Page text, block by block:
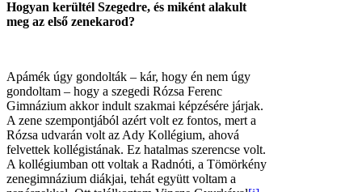
Hogyan kerültél Szegedre, és miként alakult
meg az első zenekarod?
Apámék úgy gondolták – kár, hogy én nem úgy
gondoltam – hogy a szegedi Rózsa Ferenc
Gimnázium akkor indult szakmai képzésére járjak.
A zene szempontjából azért volt ez fontos, mert a
Rózsa udvarán volt az Ady Kollégium, ahová
felvettek kollégistának. Ez hatalmas szerencse volt.
A kollégiumban ott voltak a Radnóti, a Tömörkény
zenegimnázium diákjai, tehát együtt voltam a